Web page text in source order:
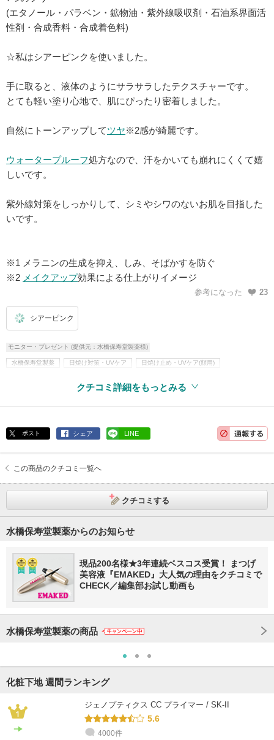
(エタノール・パラベン・鉱物油・紫外線吸収剤・石油系界面活
性剤・合成香料・合成着色料)
☆私はシアーピンクを使いました。
手に取ると、液体のようにサラサラしたテクスチャーです。
とても軽い塗り心地で、肌にぴったり密着しました。
自然にトーンアップしてツヤ※2感が綺麗です。
ウォータープルーフ処方なので、汗をかいても崩れにくくて嬉
しいです。
紫外線対策をしっかりして、シミやシワのないお肌を目指した
いです。
※1 メラニンの生成を抑え、しみ、そばかすを防ぐ
※2 メイクアップ効果による仕上がりイメージ
参考になった 23
シアーピンク
モニター・プレゼント (提供元：水橋保寿堂製薬様)
水橋保寿堂製薬 日焼け対策・UVケア 日焼け止め・UVケア(顔用)
クチコミ詳細をもっとみる
ポスト シェア LINE
この商品のクチコミ一覧へ
クチコミする
水橋保寿堂製薬からのお知らせ
現品200名様★3年連続ベスコス受賞！ まつげ
美容液『EMAKED』大人気の理由をクチコミで
CHECK／編集部お試し動画も
水橋保寿堂製薬の商品
化粧下地 週間ランキング
ジェノプティクス CC プライマー / SK-II
5.6
4000件